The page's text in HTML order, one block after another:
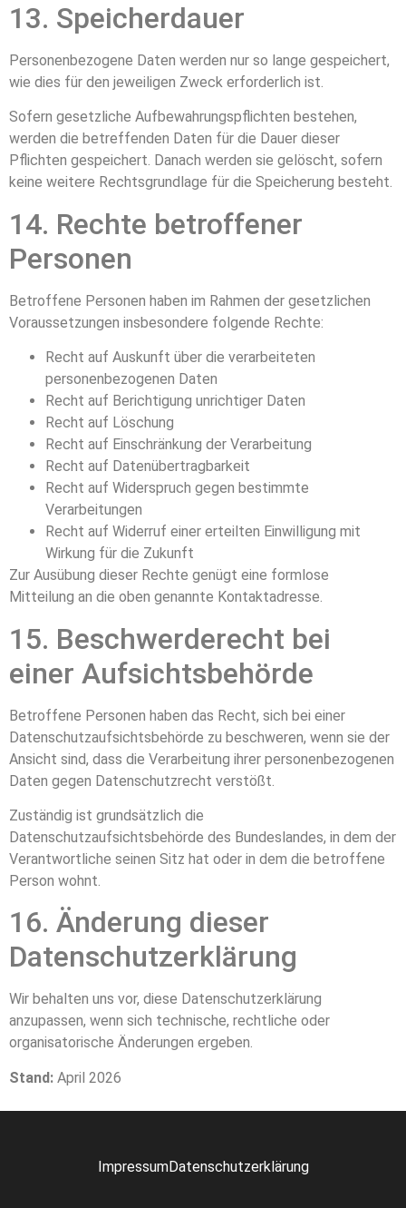
13. Speicherdauer
Personenbezogene Daten werden nur so lange gespeichert,
wie dies für den jeweiligen Zweck erforderlich ist.
Sofern gesetzliche Aufbewahrungspflichten bestehen,
werden die betreffenden Daten für die Dauer dieser
Pflichten gespeichert. Danach werden sie gelöscht, sofern
keine weitere Rechtsgrundlage für die Speicherung besteht.
14. Rechte betroffener
Personen
Betroffene Personen haben im Rahmen der gesetzlichen
Voraussetzungen insbesondere folgende Rechte:
Recht auf Auskunft über die verarbeiteten
personenbezogenen Daten
Recht auf Berichtigung unrichtiger Daten
Recht auf Löschung
Recht auf Einschränkung der Verarbeitung
Recht auf Datenübertragbarkeit
Recht auf Widerspruch gegen bestimmte
Verarbeitungen
Recht auf Widerruf einer erteilten Einwilligung mit
Wirkung für die Zukunft
Zur Ausübung dieser Rechte genügt eine formlose
Mitteilung an die oben genannte Kontaktadresse.
15. Beschwerderecht bei
einer Aufsichtsbehörde
Betroffene Personen haben das Recht, sich bei einer
Datenschutzaufsichtsbehörde zu beschweren, wenn sie der
Ansicht sind, dass die Verarbeitung ihrer personenbezogenen
Daten gegen Datenschutzrecht verstößt.
Zuständig ist grundsätzlich die
Datenschutzaufsichtsbehörde des Bundeslandes, in dem der
Verantwortliche seinen Sitz hat oder in dem die betroffene
Person wohnt.
16. Änderung dieser
Datenschutzerklärung
Wir behalten uns vor, diese Datenschutzerklärung
anzupassen, wenn sich technische, rechtliche oder
organisatorische Änderungen ergeben.
Stand: April 2026
ImpressumDatenschutzerklärung